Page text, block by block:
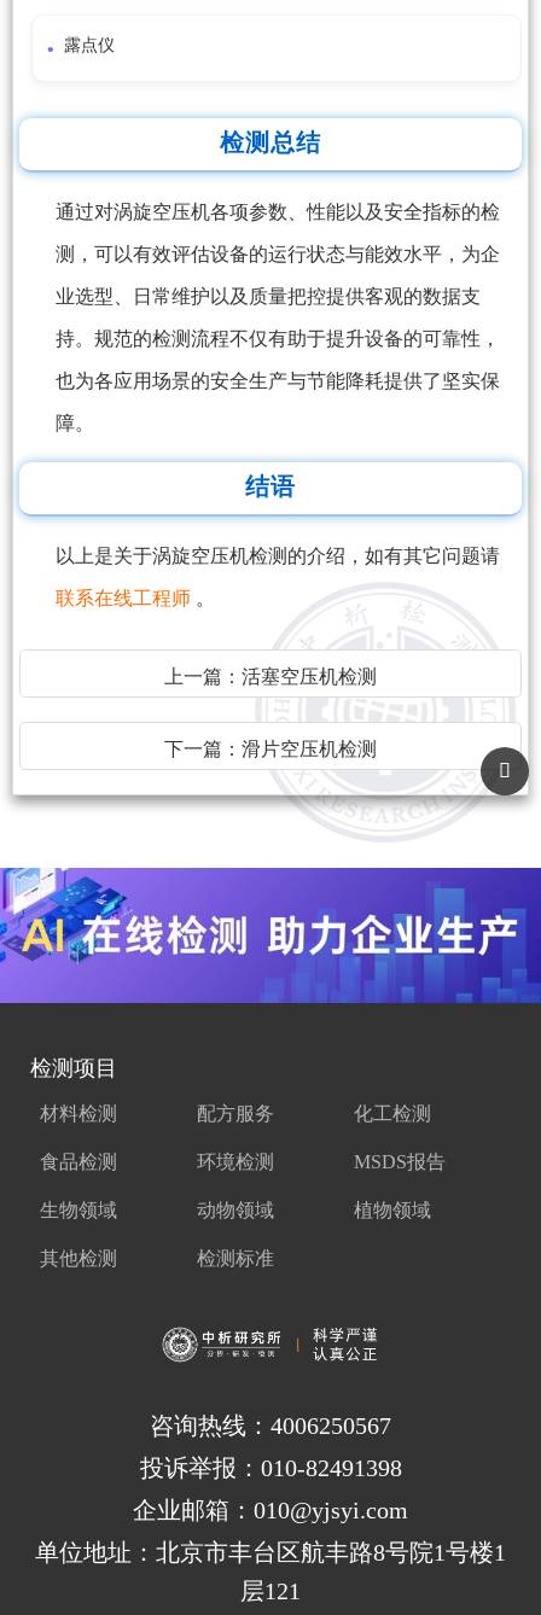
露点仪
检测总结
通过对涡旋空压机各项参数、性能以及安全指标的检
测，可以有效评估设备的运行状态与能效水平，为企
业选型、日常维护以及质量把控提供客观的数据支
持。规范的检测流程不仅有助于提升设备的可靠性，
也为各应用场景的安全生产与节能降耗提供了坚实保
障。
结语
以上是关于涡旋空压机检测的介绍，如有其它问题请
联系在线工程师 。
上一篇： 活塞空压机检测
下一篇： 滑片空压机检测
检测项目
材料检测 配方服务 化工检测
食品检测 环境检测 MSDS报告
生物领域 动物领域 植物领域
其他检测 检测标准
咨询热线：4006250567
投诉举报：010-82491398
企业邮箱：010@yjsyi.com
单位地址：北京市丰台区航丰路8号院1号楼1
层121